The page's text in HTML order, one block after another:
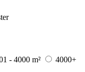
- 4000 m²
4000+